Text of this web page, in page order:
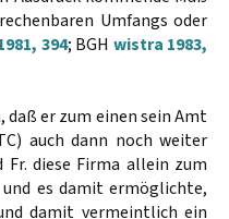
Umfangs oder
394; BGH wistra 1983,
daß er zum einen sein Amt
auch dann noch weiter
diese Firma allein zum
es damit ermöglichte,
damit vermeintlich ein